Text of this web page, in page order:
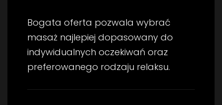
Bogata oferta pozwala wybrać
masaż najlepiej dopasowany do
indywidualnych oczekiwań oraz
preferowanego rodzaju relaksu.